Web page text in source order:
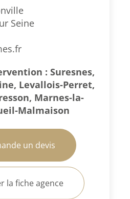
Seine
: Suresnes,
Levallois-Perret,
Marnes-la-
Malmaison
un devis
la fiche agence